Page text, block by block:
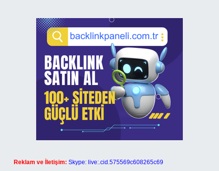
Reklam ve İletişim: Skype: live:.cid.575569c608265c69